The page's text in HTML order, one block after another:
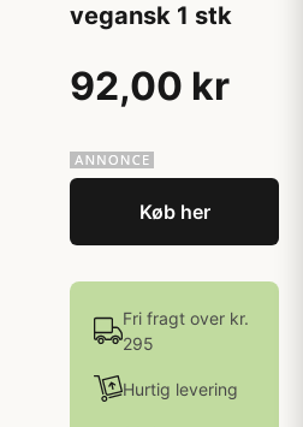
vegansk 1 stk
92,00 kr
Køb her
Fri fragt over kr.
295
Hurtig levering